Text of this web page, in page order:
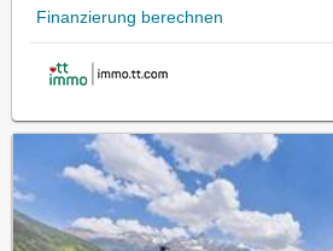
Finanzierung berechnen